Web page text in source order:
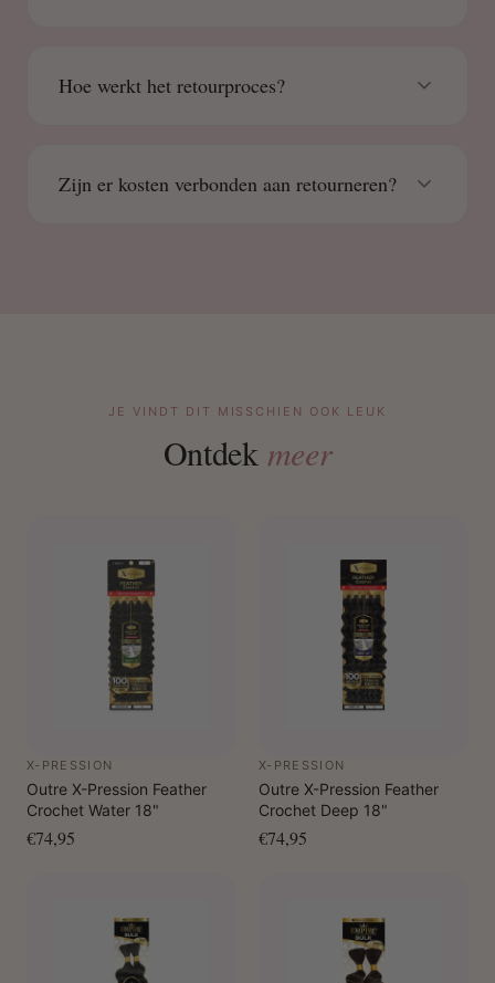
Hoe werkt het retourproces?
Zijn er kosten verbonden aan retourneren?
JE VINDT DIT MISSCHIEN OOK LEUK
Ontdek meer
X-PRESSION
Outre X-Pression Feather
Crochet Water 18"
€74,95
X-PRESSION
Outre X-Pression Feather
Crochet Deep 18"
€74,95